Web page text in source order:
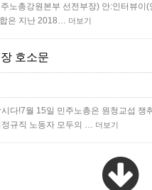
노총강원본부 선전부장) 안:인터뷰이
은 지난 2018… 더보기
호소문
다!7월 15일 민주노총은 원청교섭 쟁
정규직 노동자 모두의 … 더보기